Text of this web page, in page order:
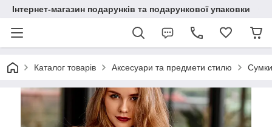
Інтернет-магазин подарунків та подарункової упаковки
Каталог товарів Аксесуари та предмети стилю